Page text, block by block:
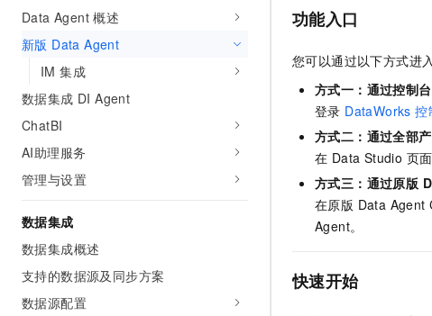
Data Agent 概述
新版 Data Agent
IM 集成
数据集成 DI Agent
ChatBI
AI助理服务
管理与设置
数据集成
数据集成概述
支持的数据源及同步方案
数据源配置
功能入口
您可以通过以下方式进
方式一：通过控制
登录 DataWorks 控
方式二：通过全部
在 Data Studio 页
方式三：通过原版
在原版 Data Agent
Agent。
快速开始
大模型解决方案
快速部署 Dify，高效搭建 AI
10 分钟在聊天系统中增加一
Serverless
开发工具
迁移与运维管理
专有云